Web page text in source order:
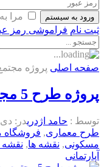
ورود به سیستم
مرا
ثبت نام فراموشی رمز
صفحه اصلی پروژه
پروژه طرح 5 مجتمع مسکونی کامل
توسط : حامد اژدریدر: دی ۱۴, ۱۳۹۶
طرح معماری, فروشگاه
مسکونی, نقشه ها,
آپارتمانی